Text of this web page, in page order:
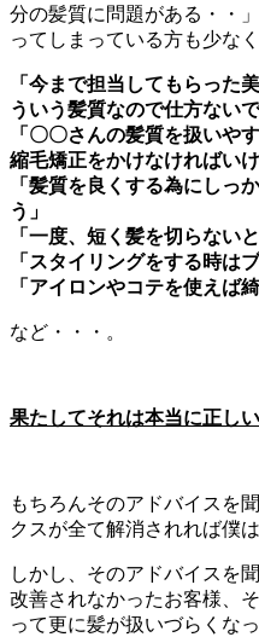
分の髪質に問題がある・・
ってしまっている方も少な
「今まで担当してもらった
ういう髪質なので仕方ないで
「〇〇さんの髪質を扱いや
縮毛矯正をかけなければいけ
「髪質を良くする為にしっ
う」
「一度、短く髪を切らない
「スタイリングをする時は
「アイロンやコテを使えば
など・・・。
果たしてそれは本当に正し
もちろんそのアドバイスを
クスが全て解消されれば僕
しかし、そのアドバイスを
改善されなかったお客様、
って更に髪が扱いづらくな